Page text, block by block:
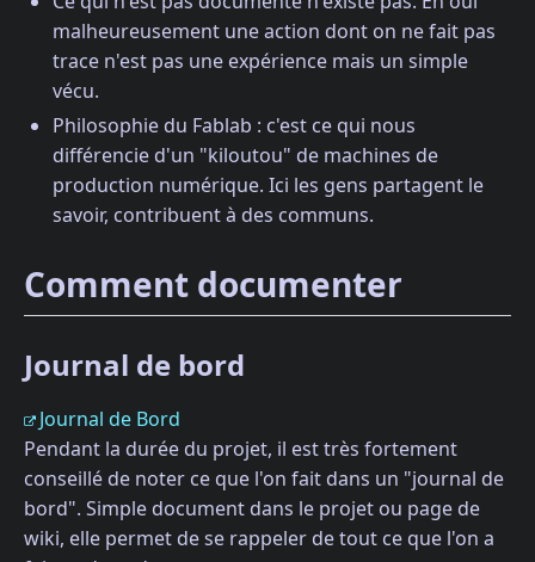
malheureusement une action dont on ne fait pas
trace n'est pas une expérience mais un simple
vécu.
Philosophie du Fablab : c'est ce qui nous
différencie d'un "kiloutou" de machines de
production numérique. Ici les gens partagent le
savoir, contribuent à des communs.
Comment documenter
Journal de bord
Journal de Bord
Pendant la durée du projet, il est très fortement
conseillé de noter ce que l'on fait dans un "journal de
bord". Simple document dans le projet ou page de
wiki, elle permet de se rappeler de tout ce que l'on a